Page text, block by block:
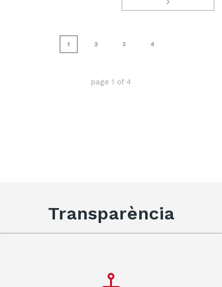
1 2 3 4
page 1 of 4
Transparència